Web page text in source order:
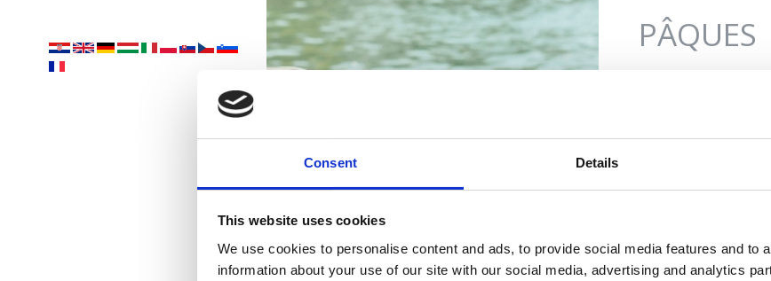
Consent Details
This website uses cookies
We use cookies to personalise content and ads, to provide social media features and to
information about your use of our site with our social media, advertising and analytics
PÂQUES
Jadranovo
Les doux parfums
centre de
embellie par une
vedette sera le
Votre oasis
parfaite